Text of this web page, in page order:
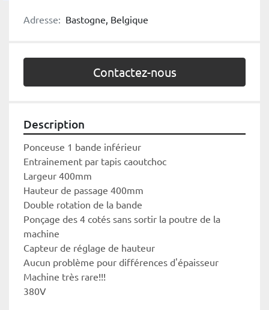
Adresse: Bastogne, Belgique
Contactez-nous
Description
Ponceuse 1 bande inférieur
Entrainement par tapis caoutchoc
Largeur 400mm
Hauteur de passage 400mm
Double rotation de la bande
Ponçage des 4 cotés sans sortir la poutre de la
machine
Capteur de réglage de hauteur
Aucun problème pour différences d'épaisseur
Machine très rare!!!
380V